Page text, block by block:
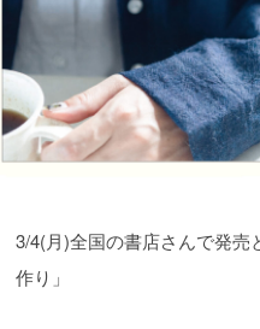
3/4(月)全国の書店さんで発
作り」